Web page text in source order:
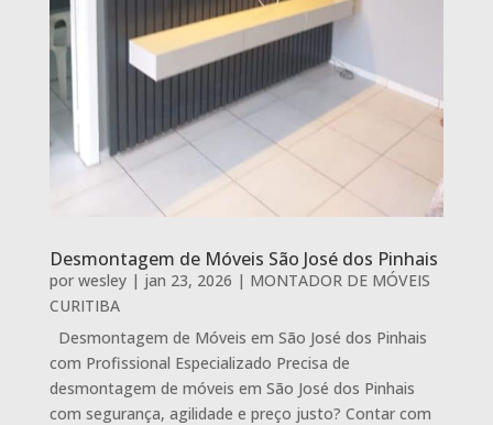
Desmontagem de Móveis São José dos Pinhais
por wesley| jan 23, 2026 | MONTADOR DE MÓVEIS
CURITIBA
Desmontagem de Móveis em São José dos Pinhais
com Profissional Especializado Precisa de
desmontagem de móveis em São José dos Pinhais
com segurança, agilidade e preço justo? Contar com